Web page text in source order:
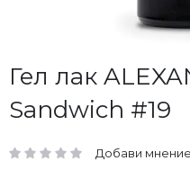
Гел лак
Sandwich #19
рейтинг: Добави мнение
Преминете
към
началото
на
със